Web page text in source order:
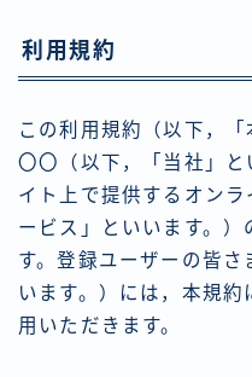
利用規約
この利用規約（以下，「
〇〇（以下，「当社」
イト上で提供するオン
ービス」といいます。
す。登録ユーザーの皆
います。）には，本規約
用いただきます。